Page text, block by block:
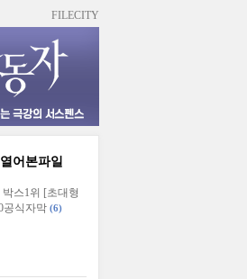
FILECITY
열어본파일
스1위 [초대형
공식자막 (6)